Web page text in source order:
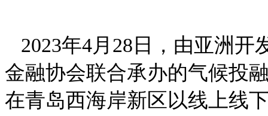
2023年4月28日，由亚洲
金融协会联合承办的气候投
在青岛西海岸新区以线上线